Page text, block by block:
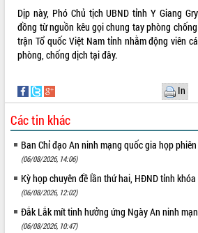
Gặp mặt các cơ quan báo chí nhân Kỷ
niệm 101 năm Ngày Báo chí Cách
mạng Việt Nam
Đắk Lắk sơ kết 4 năm triển khai thực
Họp báo thông tin về Hội nghị Công bố
Quy hoạch và Xúc tiến đầu tư tỉnh Đắk
Lắk
Khơi thông điểm nghẽn, đẩy nhanh
giải ngân vốn khắc phục thiên tai
HĐND tỉnh thông qua điều chỉnh Quy
hoạch tỉnh thời kỳ 2021-2030
Hội thảo góp ý hồ sơ điều chỉnh quy
hoạch tỉnh Đắk Lắk thời kỳ 2021-2030,
tầm nhìn đến năm 2050
Dịp này, Phó Chủ tịch UBND tỉnh Y Giang
đồng từ nguồn kêu gọi chung tay phòng
trận Tổ quốc Việt Nam tỉnh nhằm động viên
phòng, chống dịch tại đây.
In
Các tin khác
Ban Chỉ đạo An ninh mạng quốc gia họp
(06/08/2026, 14:06)
Kỳ họp chuyên đề lần thứ hai, HĐND tỉnh
(06/08/2026, 12:02)
Đắk Lắk mít tinh hưởng ứng Ngày An ninh
(06/08/2026, 10:47)